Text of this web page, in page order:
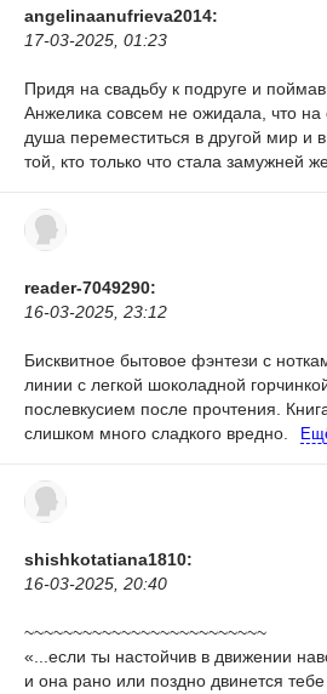
angelinaanufrieva2014:
17-03-2025, 01:23
Придя на свадьбу к подруге и
Анжелика совсем не ожидала, что
душа переместиться в другой мир и
той, кто только что стала замужней
reader-7049290:
16-03-2025, 23:12
Бисквитное бытовое фэнтези с
линии с легкой шоколадной
послевкусием после прочтения.
слишком много сладкого вредно.
shishkotatiana1810:
16-03-2025, 20:40
~~~~~~~~~~~~~~~~~~~~~~~~~
«...если ты настойчив в движении
и она рано или поздно двинется тебе